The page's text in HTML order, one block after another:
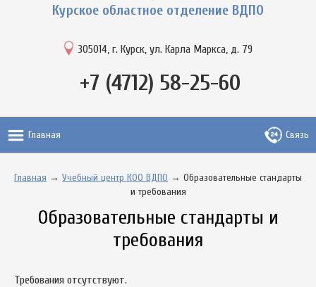
Курское областное отделение ВДПО
305014, г. Курск, ул. Карла Маркса, д. 79
+7 (4712) 58-25-60
Главная Связь
Главная → Учебный центр КОО ВДПО → Образовательные стандарты
и требования
Образовательные стандарты и
требования
Требования отсутствуют.